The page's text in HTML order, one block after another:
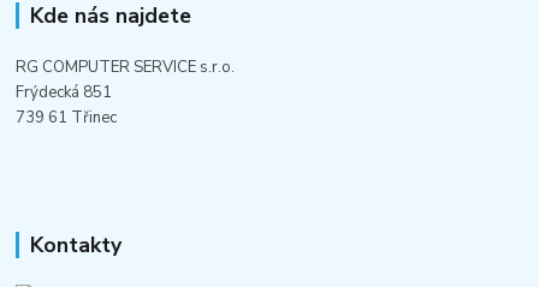
Kde nás najdete
RG COMPUTER SERVICE s.r.o.
Frýdecká 851
739 61 Třinec
Kontakty